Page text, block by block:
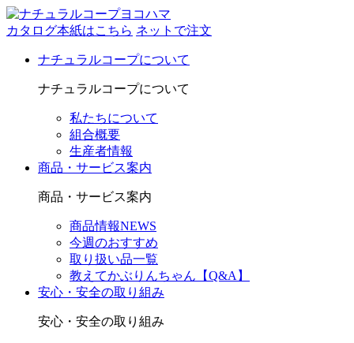
カタログ本紙はこちら ネットで注文
ナチュラルコープについて
ナチュラルコープについて
私たちについて
組合概要
生産者情報
商品・サービス案内
商品・サービス案内
商品情報NEWS
今週のおすすめ
取り扱い品一覧
教えてかぶりんちゃん【Q&A】
安心・安全の取り組み
安心・安全の取り組み